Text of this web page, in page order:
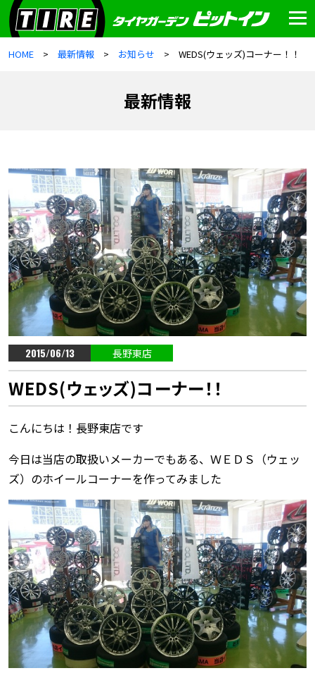
HOME 最新情報 お知らせ WEDS(ウェッズ)コーナー！！
最新情報
2015/06/13 長野東店
WEDS(ウェッズ)コーナー！！
こんにちは！長野東店です
今日は当店の取扱いメーカーでもある、ＷＥＤＳ（ウェッ
ズ）のホイールコーナーを作ってみました